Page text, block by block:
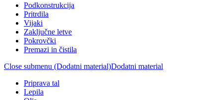
Podkonstrukcija
Pritrdila
Vijaki
Zaključne letve
Pokrovčki
Premazi in čistila
Close submenu (Dodatni material)Dodatni material
Priprava tal
Lepila